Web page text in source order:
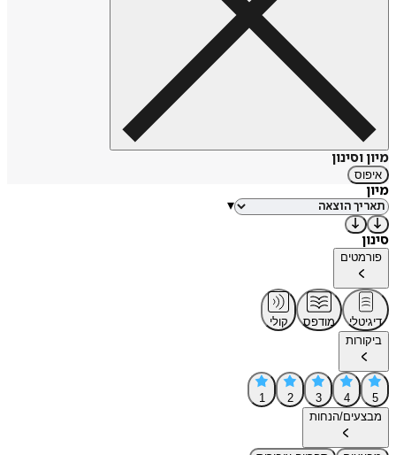
מיון וסינון
איפוס
מיון
▾
סינון
פורמטים
דיגיטלי מודפס
קולי
ביקורות
5
4
3
2
1
מבצעים/הנחות